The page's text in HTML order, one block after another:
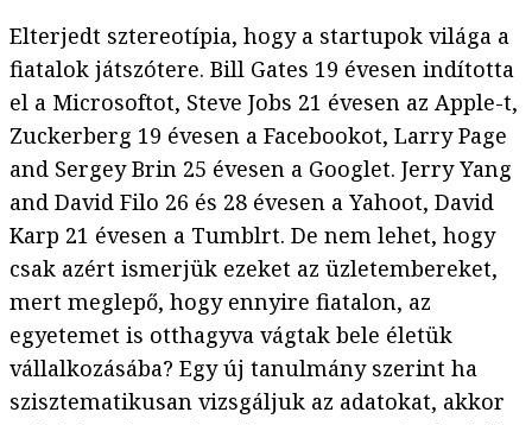
Elterjedt sztereotípia, hogy a startupok világa a
fiatalok játszótere. Bill Gates 19 évesen indította
el a Microsoftot, Steve Jobs 21 évesen az Apple-t,
Zuckerberg 19 évesen a Facebookot, Larry Page
and Sergey Brin 25 évesen a Googlet. Jerry Yang
and David Filo 26 és 28 évesen a Yahoot, David
Karp 21 évesen a Tumblrt. De nem lehet, hogy
csak azért ismerjük ezeket az üzletembereket,
mert meglepő, hogy ennyire fiatalon, az
egyetemet is otthagyva vágtak bele életük
vállalkozásába? Egy új tanulmány szerint ha
szisztematikusan vizsgáljuk az adatokat, akkor